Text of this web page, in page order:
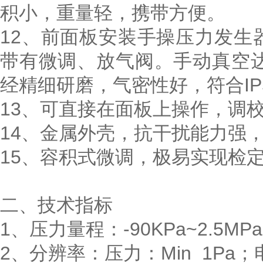
积小，重量轻，携带方便。
12、前面板安装手操压力发生
带有微调、放气阀。手动真空
经精细研磨，气密性好，符合
13、可直接在面板上操作，调
14、金属外壳，抗干扰能力强
15、容积式微调，极易实现检
二、技术指标
1、压力量程：-
2、分辨率：压力：Min 1Pa；